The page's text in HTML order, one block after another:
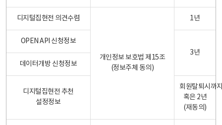
디지털집현전 의견수렴
개인정보 보호법 제15조
(정보주체 동의)
1년
OPEN API 신청정보
3년
데이터개방 신청정보
디지털집현전 추천
설정정보
회원탈퇴시까
혹은 2년
(재동의)